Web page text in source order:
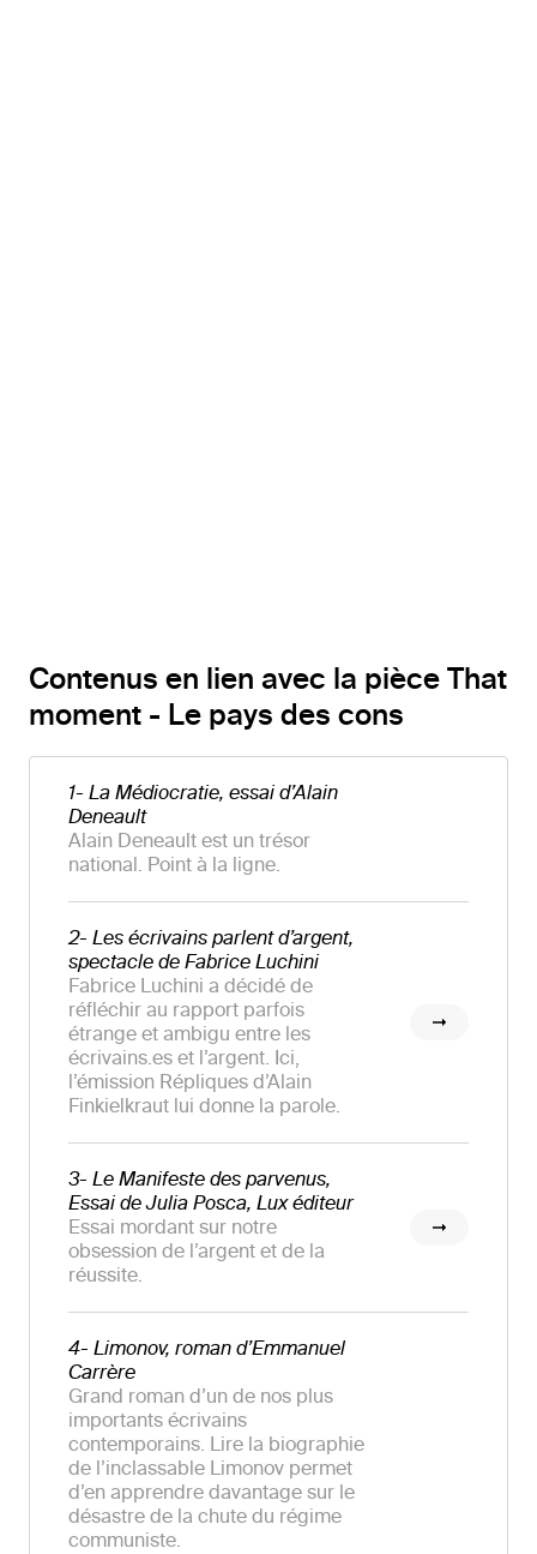
Contenus en lien avec la pièce That
moment - Le pays des cons
1- La Médiocratie, essai d’Alain
Deneault
Alain Deneault est un trésor
national. Point à la ligne.
2- Les écrivains parlent d’argent,
spectacle de Fabrice Luchini
Fabrice Luchini a décidé de
réfléchir au rapport parfois
étrange et ambigu entre les
écrivains.es et l’argent. Ici,
l’émission Répliques d’Alain
Finkielkraut lui donne la parole.
3- Le Manifeste des parvenus,
Essai de Julia Posca, Lux éditeur
Essai mordant sur notre
obsession de l’argent et de la
réussite.
4- Limonov, roman d’Emmanuel
Carrère
Grand roman d’un de nos plus
importants écrivains
contemporains. Lire la biographie
de l’inclassable Limonov permet
d’en apprendre davantage sur le
désastre de la chute du régime
communiste.